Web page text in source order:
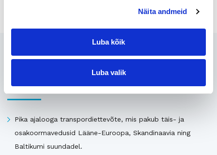
Näita andmeid
Luba kõik
Luba valik
Seotud
Uusimad müügis olevad ettevõtted Eestis
Pika ajalooga transpordiettevõte, mis pakub täis- ja
osakoormavedusid Lääne-Euroopa, Skandinaavia ning
Baltikumi suundadel.